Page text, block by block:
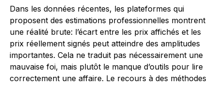
Dans les données récentes, les plateformes qui
proposent des estimations professionnelles montrent
une réalité brute: l’écart entre les prix affichés et les
prix réellement signés peut atteindre des amplitudes
importantes. Cela ne traduit pas nécessairement une
mauvaise foi, mais plutôt le manque d’outils pour lire
correctement une affaire. Le recours à des méthodes